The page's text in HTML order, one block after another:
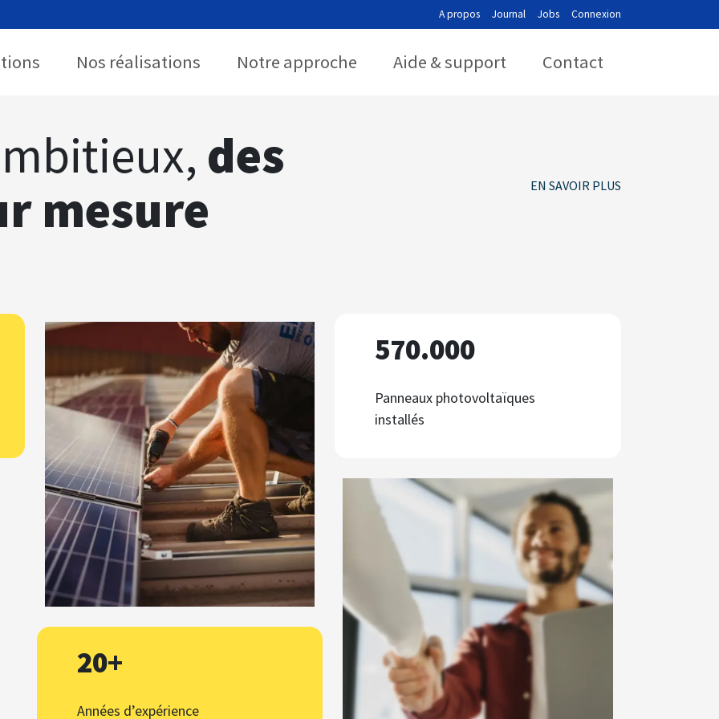
A propos Journal Jobs Connexion
Nos réalisations Notre approche Aide & support Contact
des
mesure
EN SAVOIR PLUS
20+
Années d’expérience
570.000
Panneaux photovoltaïques
installés